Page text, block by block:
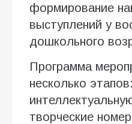
формирование
выступлений у
дошкольного
Программа
несколько
творческие